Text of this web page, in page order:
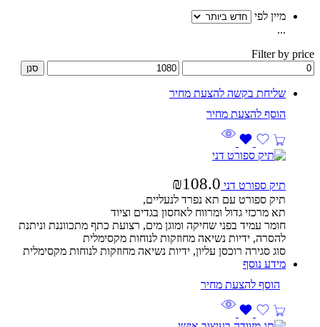
מיין לפי
...
Filter by price
סנן
שליחת בקשה להצעת מחיר
תיק ספורט דני ₪108.0
תיק ספורט עם תא נפרד לנעליים,
תא מרכזי גדול ומרווח לאחסון בגדים וציוד
חומר עמיד בפני שחיקה ומוגן מים, רצועת כתף מתכווננת וניתנת
להסרה, ידיות נשיאה מחוזקות לנוחות מקסימלית
סוג סגירה רוכסן עליון, ידיות נשיאה מחוזקות לנוחות מקסימלית
מידע נוסף